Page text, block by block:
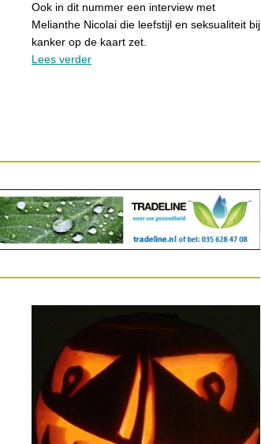
Ook in dit nummer een interview met
Melianthe Nicolai die leefstijl en seksualiteit bij
kanker op de kaart zet.
Lees verder